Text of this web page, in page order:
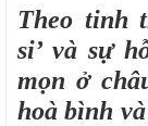
Theo tinh
si’ và sự
mọn ở
hoà bình